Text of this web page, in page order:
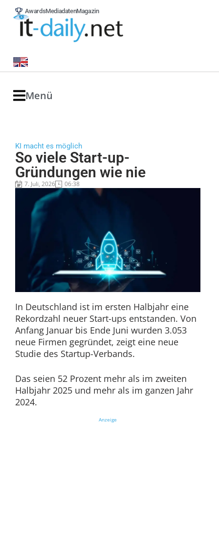
AwardsMediadatenMagazin
Menü
KI macht es möglich
So viele Start-up-
Gründungen wie nie
7. Juli, 2026 06:38
In Deutschland ist im ersten Halbjahr eine
Rekordzahl neuer Start-ups entstanden. Von
Anfang Januar bis Ende Juni wurden 3.053
neue Firmen gegründet, zeigt eine neue
Studie des Startup-Verbands.
Das seien 52 Prozent mehr als im zweiten
Halbjahr 2025 und mehr als im ganzen Jahr
2024.
Anzeige